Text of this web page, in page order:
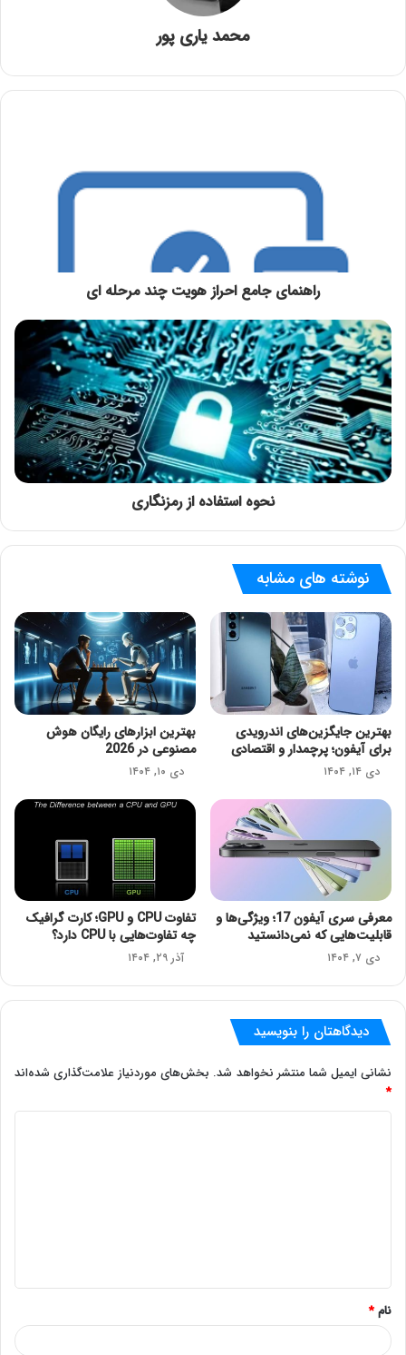
محمد یاری پور
راهنمای جامع احراز هویت چند مرحله ‌ای
نحوه استفاده از رمزنگاری
نوشته های مشابه
بهترین جایگزین‌های اندرویدی
برای آیفون؛ پرچمدار و اقتصادی
دی ۱۴, ۱۴۰۴
بهترین ابزارهای رایگان هوش
مصنوعی در 2026
دی ۱۰, ۱۴۰۴
معرفی سری آیفون 17؛ ویژگی‌ها و
قابلیت‌هایی که نمی‌دانستید
دی ۷, ۱۴۰۴
تفاوت CPU و GPU؛ کارت گرافیک
چه تفاوت‌هایی با CPU دارد؟
آذر ۲۹, ۱۴۰۴
دیدگاهتان را بنویسید
نشانی ایمیل شما منتشر نخواهد شد. بخش‌های موردنیاز علامت‌گذاری شده‌اند
*
*
نام*